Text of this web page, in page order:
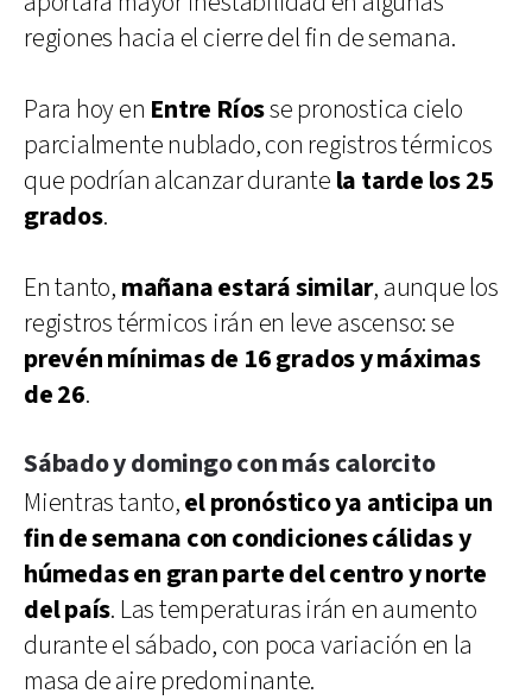
regiones hacia el cierre del fin de semana.
Para hoy en Entre Ríosse pronostica cielo
parcialmente nublado, con registros térmicos
que podrían alcanzar durante la tarde los 25
grados.
En tanto, mañana estará similar, aunque los
registros térmicos irán en leve ascenso: se
prevén mínimas de 16 grados y máximas
de 26.
Sábado y domingo con más calorcito
Mientras tanto,el pronóstico ya anticipa un
fin de semana con condiciones cálidas y
húmedas en gran parte del centro y norte
del país. Las temperaturas irán en aumento
durante el sábado, con poca variación en la
masa de aire predominante.